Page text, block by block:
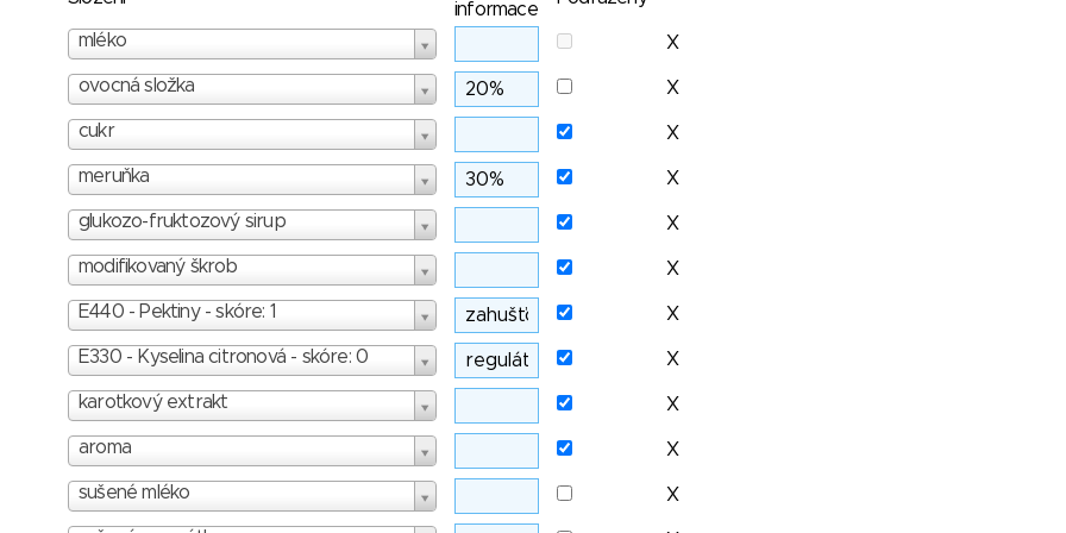
informace
mléko X
ovocná složka X
cukr X
meruňka X
glukozo-fruktozový sirup X
modifikovaný škrob X
E440 - Pektiny - skóre: 1 X
E330 - Kyselina citronová - skóre: 0 X
karotkový extrakt X
aroma X
sušené mléko X